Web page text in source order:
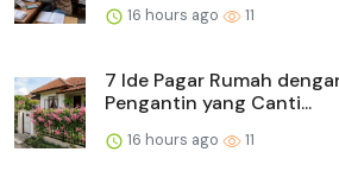
16 hours ago 11
7 Ide Pagar Rumah
Pengantin yang Canti...
16 hours ago 11